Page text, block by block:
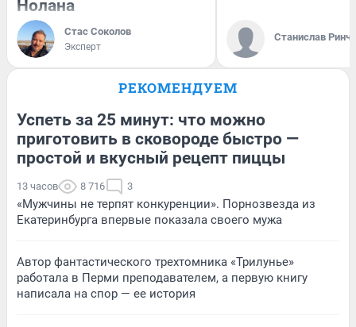
Нолана
Стас Соколов
Эксперт
Станислав
РЕКОМЕНДУЕМ
Успеть за 25 минут: что можно
приготовить в сковороде быстро —
простой и вкусный рецепт пиццы
13 часов 8 716 3
«Мужчины не терпят конкуренции». Порнозвезда из
Екатеринбурга впервые показала своего мужа
Автор фантастического трехтомника «Трилунье»
работала в Перми преподавателем, а первую книгу
написала на спор — ее история